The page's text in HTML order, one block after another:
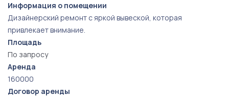
Информация о помещении
Дизайнерский ремонт с яркой вывеской, которая
привлекает внимание.
Площадь
По запросу
Аренда
160000
Договор аренды